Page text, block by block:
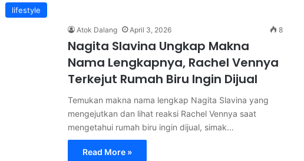
lifestyle
Atok Dalang April 3, 2026 8
Nagita Slavina Ungkap Makna
Nama Lengkapnya, Rachel Vennya
Terkejut Rumah Biru Ingin Dijual
Temukan makna nama lengkap Nagita Slavina yang
mengejutkan dan lihat reaksi Rachel Vennya saat
mengetahui rumah biru ingin dijual, simak…
Read More »